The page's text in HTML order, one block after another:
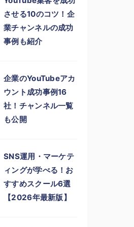
させる10のコツ！企
業チャンネルの成功
事例も紹介
企業のYouTubeアカ
ウント成功事例16
社！チャンネル一覧
も公開
SNS運用・マーケテ
ィングが学べる！お
すすめスクール6選
【2026年最新版】